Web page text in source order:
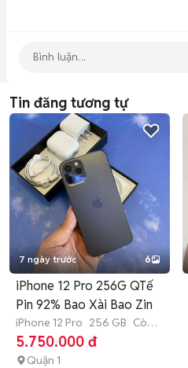
Tin đăng tương tự
7 ngày trước 6
iPhone 12 Pro 256G QTế
Pin 92% Bao Xài Bao Zin
iPhone 12 Pro 256 GB Còn
bảo hành
5.750.000 đ
Quận 1